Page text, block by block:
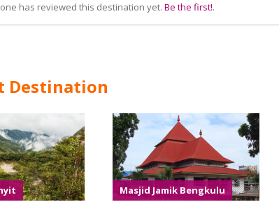
has reviewed this destination yet. Be the first!.
Destination
Masjid Jamik Bengkulu